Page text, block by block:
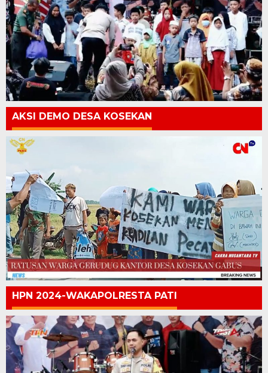
AKSI DEMO DESA KOSEKAN
HPN 2024-WAKAPOLRESTA PATI